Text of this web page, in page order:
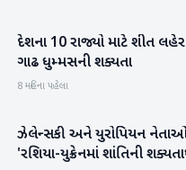
રાષ્ટ્રીય
દેશના 10 રાજ્યો માટે શીત
ગાઢ ધુમ્મસની શક્યતા
8 મહિના પહેલા
આંતરરાષ્ટ્રીય
ઝેલેન્સકી અને યુરોપિયન
'રશિયા-યુક્રેનમાં શાંતિની